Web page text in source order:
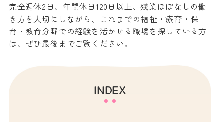
完全週休2日、年間休日120日以上、残業ほぼなしの働
き方を大切にしながら、これまでの福祉・療育・保
育・教育分野での経験を活かせる職場を探している方
は、ぜひ最後までご覧ください。
INDEX